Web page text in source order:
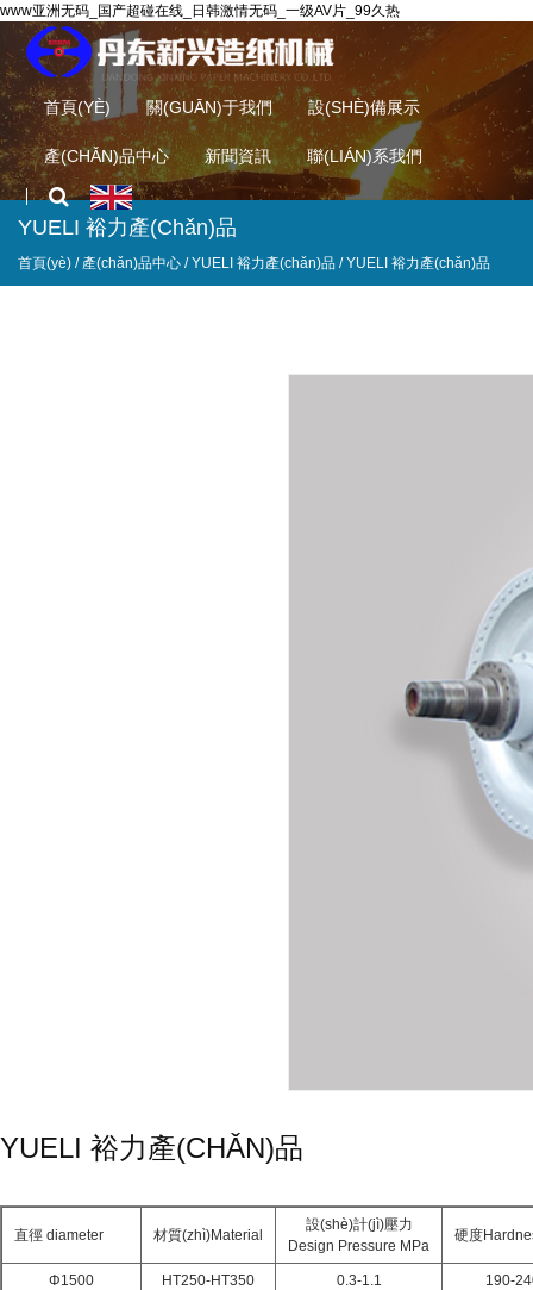
www亚洲无码_国产超碰在线_日韩激情无码_一级AV片_99久热
首頁(YÈ) 關(GUĀN)于我們 設(SHÈ)備展示
產(CHǍN)品中心 新聞資訊 聯(LIÁN)系我們
YUELI 裕力產(chǎn)品
首頁(yè) / 產(chǎn)品中心 /YUELI 裕力產(chǎn)品 /YUELI 裕力產(chǎn)品
YUELI 裕力產(CHǍN)品
直徑 diameter 材質(zhì)Material
設(shè)計(jì)壓力
Design Pressure MPa
硬度
Φ1500 HT250-HT350 0.3-1.1 190-